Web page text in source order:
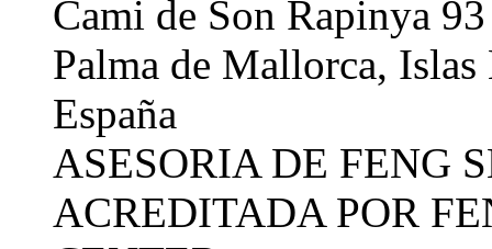
Cami de Son Rapinya 93
Palma de Mallorca, Islas
España
ASESORIA DE FENG
ACREDITADA POR